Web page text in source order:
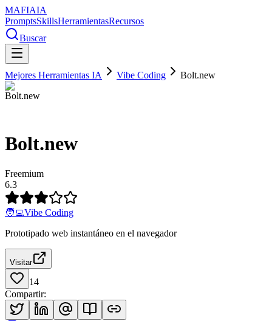
MAFIAIA
PromptsSkillsHerramientasRecursos
Buscar
Mejores Herramientas IA Vibe Coding Bolt.new
Bolt.new
Freemium
6.3
🧑‍💻Vibe Coding
Prototipado web instantáneo en el navegador
Visitar
14
Compartir: